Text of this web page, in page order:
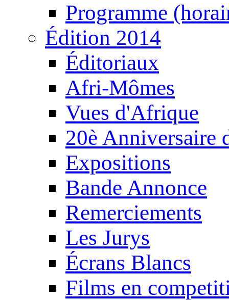
Programme
Édition 2014
Éditoriaux
Afri-Mômes
Vues d'Afrique
20è Anniversaire
Expositions
Bande Annonce
Remerciements
Les Jurys
Écrans Blancs
Films en